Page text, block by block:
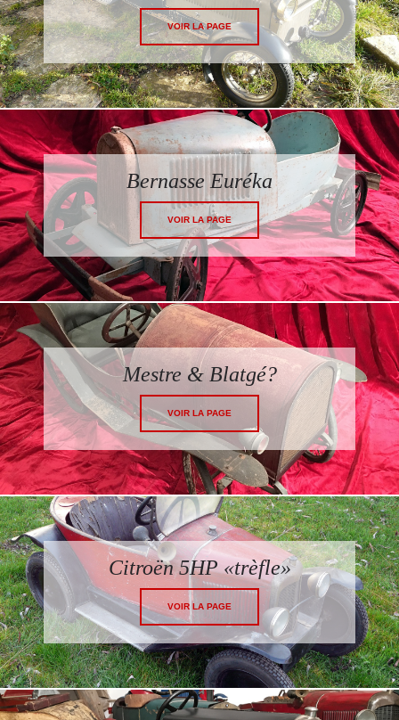
VOIR LA PAGE
Bernasse Euréka
VOIR LA PAGE
Mestre & Blatgé?
VOIR LA PAGE
Citroën 5HP «trèfle»
VOIR LA PAGE